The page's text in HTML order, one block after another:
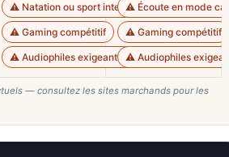
⚠️ Natation ou sport intensif
⚠️ Gaming compétitif
⚠️ Audiophiles exigeants sur la minutie
⚠️ Écoute en mode
⚠️ Gaming compétitif
⚠️ Audiophiles
— consultez les sites marchands pour les